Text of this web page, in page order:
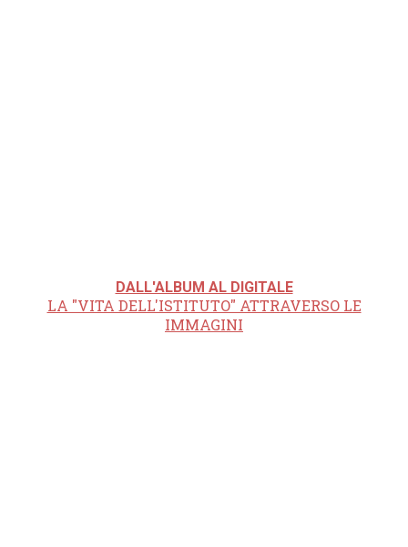
DALL'ALBUM AL DIGITALE
LA "VITA DELL'ISTITUTO" ATTRAVERSO LE
IMMAGINI